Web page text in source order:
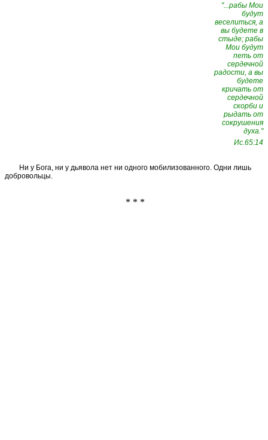
"...рабы Мои
будут
веселиться, а
вы будете в
стыде; рабы
Мои будут
петь от
сердечной
радости, а вы
будете
кричать от
сердечной
скорби и
рыдать от
сокрушения
духа."
Ис.65:14
Ни у Бога, ни у дьявола нет ни одного мобилизованного. Одни лишь
добровольцы.
* * *